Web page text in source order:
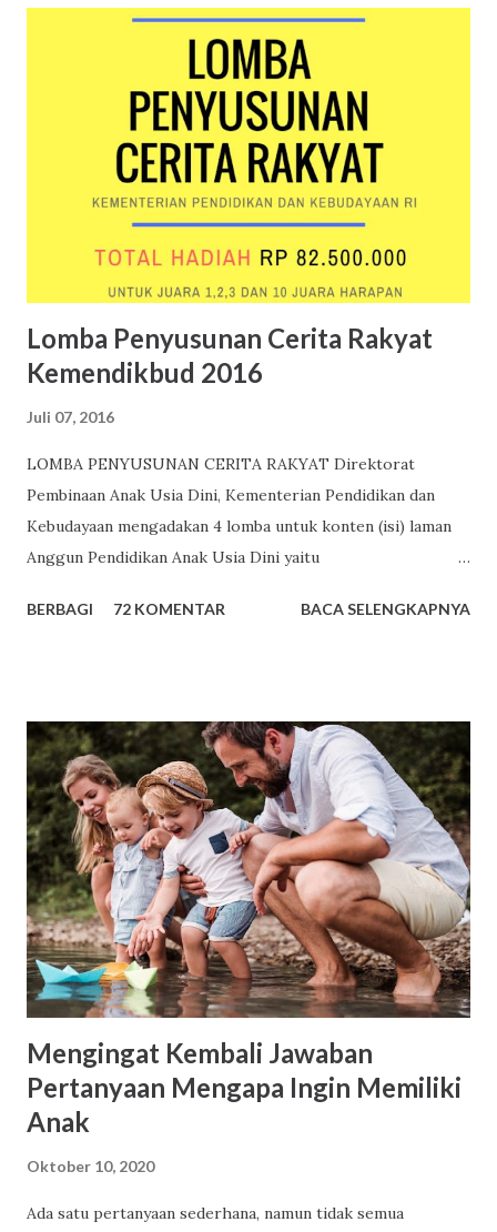
dibuat oleh bagian administrasi sekolah, ditandatangani
kepala sekolah dan dibubuhi cap. Berikut ini merupakan
contoh surat keterangan siswa yang belum ditandatangani
kepala sekolah dan dibubuhi cap. Contoh surat
keterangan siswa yang belum dibubuhi cap sekolah dan
tanda tangan kepala sekolah Nomor Induk Siswa Nasional
unik yang diberikan secara acak kepada setiap siswa di
Lomba Penyusunan Cerita Rakyat
Kemendikbud 2016
Juli 07, 2016
LOMBA PENYUSUNAN CERITA RAKYAT Direktorat
Pembinaan Anak Usia Dini, Kementerian Pendidikan dan
Kebudayaan mengadakan 4 lomba untuk konten (isi) laman
Anggun Pendidikan Anak Usia Dini yaitu
http://www.paud.kemdikbud.go.id . Salah satu lomba
Usia Dini” Ketentuan Lomba Penyusunan Cerita Rakyat
Cerita rakyat fokus pada pengembangan Nilai Agama dan
Moral dan Bahasa. Sasaran pengguna cerita rakyat adalah
Guru PAUD, Pengelola PAUD. Cerita rakyat dapat
berbentuk; (1) Fable (cerita binatang) (2) Legenda (asal-
usul terjadinya suatu tempat) (3) Sage (unsur sebuah
sejarah) (4) Epos (kepahlawanan) (5) Cerita jenaka. Cerita
disampaikan dalam bahasa Indonesia yang baik dan benar.
Panjang naskah berad...
BERBAGI 72 KOMENTAR BACA SELENGKAPNYA
Mengingat Kembali Jawaban
Pertanyaan Mengapa Ingin Memiliki
Anak
Oktober 10, 2020
Ada satu pertanyaan sederhana, namun tidak semua